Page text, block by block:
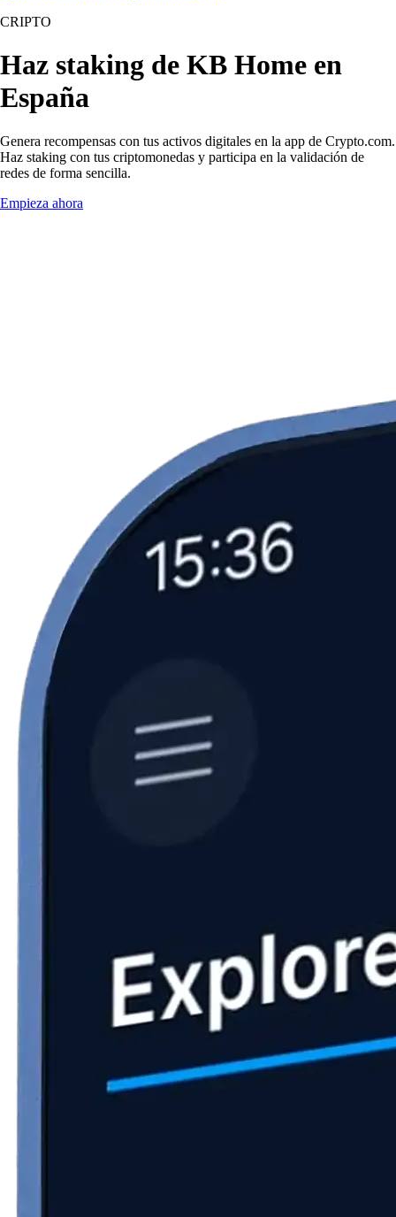
CRIPTO
Haz staking de KB Home en
España
Genera recompensas con tus activos digitales en la app de Crypto.com.
Haz staking con tus criptomonedas y participa en la validación de
redes de forma sencilla.
Empieza ahora